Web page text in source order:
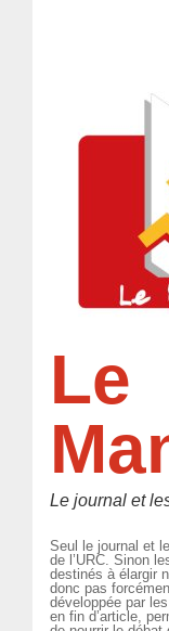
Le
Le journal et
Seul le journal et
de l’URC. Sinon
destinés à élargir
donc pas
développée par
en fin d’article,